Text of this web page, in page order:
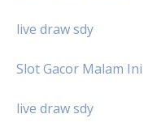
live draw sdy
Slot Gacor Malam Ini
live draw sdy